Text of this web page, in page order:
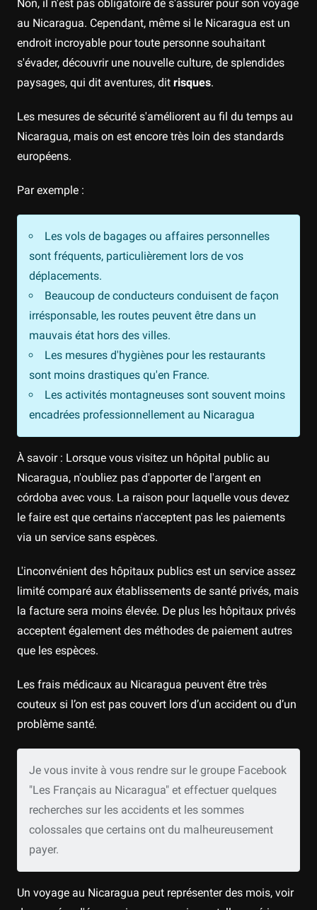
Non, il n'est pas obligatoire de s'assurer pour son voyage
au Nicaragua. Cependant, même si le Nicaragua est un
endroit incroyable pour toute personne souhaitant
s'évader, découvrir une nouvelle culture, de splendides
paysages, qui dit aventures, dit risques.
Les mesures de sécurité s'améliorent au fil du temps au
Nicaragua, mais on est encore très loin des standards
européens.
Par exemple :
Les vols de bagages ou affaires personnelles
sont fréquents, particulièrement lors de vos
déplacements.
Beaucoup de conducteurs conduisent de façon
irrésponsable, les routes peuvent être dans un
mauvais état hors des villes.
Les mesures d'hygiènes pour les restaurants
sont moins drastiques qu'en France.
Les activités montagneuses sont souvent moins
encadrées professionnellement au Nicaragua
À savoir : Lorsque vous visitez un hôpital public au
Nicaragua, n'oubliez pas d'apporter de l'argent en
córdoba avec vous. La raison pour laquelle vous devez
le faire est que certains n'acceptent pas les paiements
via un service sans espèces.
L'inconvénient des hôpitaux publics est un service assez
limité comparé aux établissements de santé privés, mais
la facture sera moins élevée. De plus les hôpitaux privés
acceptent également des méthodes de paiement autres
que les espèces.
Les frais médicaux au Nicaragua peuvent être très
couteux si l’on est pas couvert lors d’un accident ou d’un
problème santé.
Je vous invite à vous rendre sur le groupe Facebook
"Les Français au Nicaragua" et effectuer quelques
recherches sur les accidents et les sommes
colossales que certains ont du malheureusement
payer.
Un voyage au Nicaragua peut représenter des mois, voir